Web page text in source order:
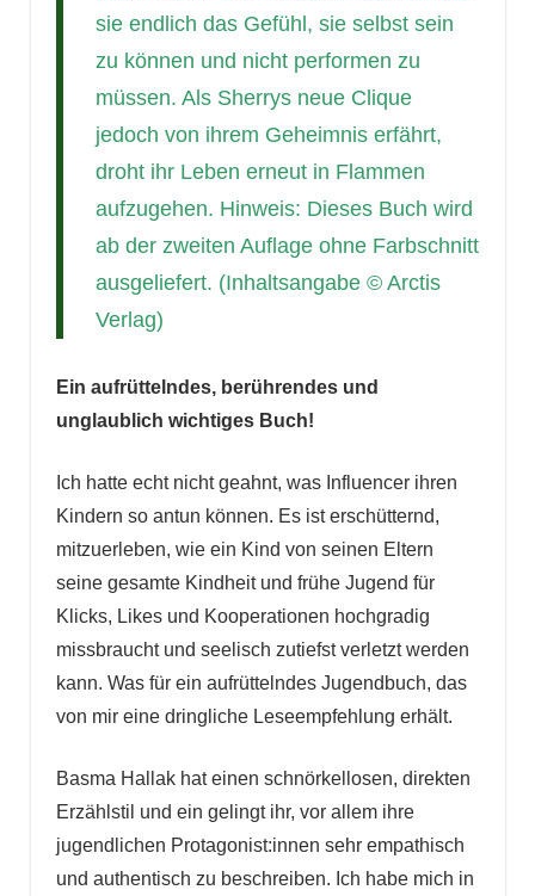
sie endlich das Gefühl, sie selbst sein
zu können und nicht performen zu
müssen. Als Sherrys neue Clique
jedoch von ihrem Geheimnis erfährt,
droht ihr Leben erneut in Flammen
aufzugehen. Hinweis: Dieses Buch wird
ab der zweiten Auflage ohne Farbschnitt
ausgeliefert. (Inhaltsangabe © Arctis
Verlag)
Ein aufrüttelndes, berührendes und
unglaublich wichtiges Buch!
Ich hatte echt nicht geahnt, was Influencer ihren
Kindern so antun können. Es ist erschütternd,
mitzuerleben, wie ein Kind von seinen Eltern
seine gesamte Kindheit und frühe Jugend für
Klicks, Likes und Kooperationen hochgradig
missbraucht und seelisch zutiefst verletzt werden
kann. Was für ein aufrüttelndes Jugendbuch, das
von mir eine dringliche Leseempfehlung erhält.
Basma Hallak hat einen schnörkellosen, direkten
Erzählstil und ein gelingt ihr, vor allem ihre
jugendlichen Protagonist:innen sehr empathisch
und authentisch zu beschreiben. Ich habe mich in